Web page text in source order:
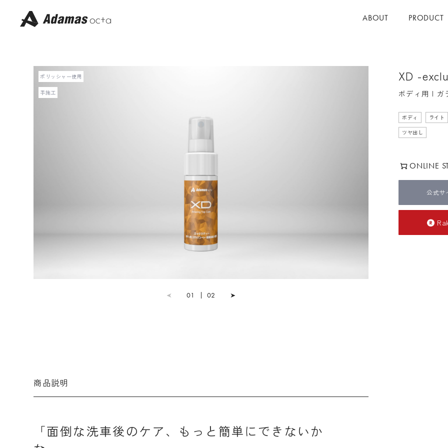
ABOUT PRODUCT
XD -
ボディ用 | ガ
ボディ ライト
ツヤ出し
ONLINE
公式サ
ポリッシャー使用
手施工
01 02
商品説明
「面倒な洗車後のケア、もっと簡単にできないか